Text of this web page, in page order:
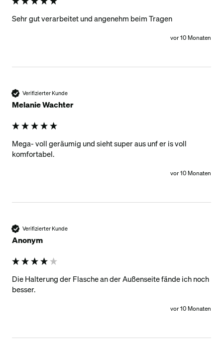
Sehr gut verarbeitet und angenehm beim Tragen
vor 10 Monaten
Verifizierter Kunde
Melanie Wachter
Mega- voll geräumig und sieht super aus unf er is voll
komfortabel.
vor 10 Monaten
Verifizierter Kunde
Anonym
Die Halterung der Flasche an der Außenseite fände ich noch
besser.
vor 10 Monaten